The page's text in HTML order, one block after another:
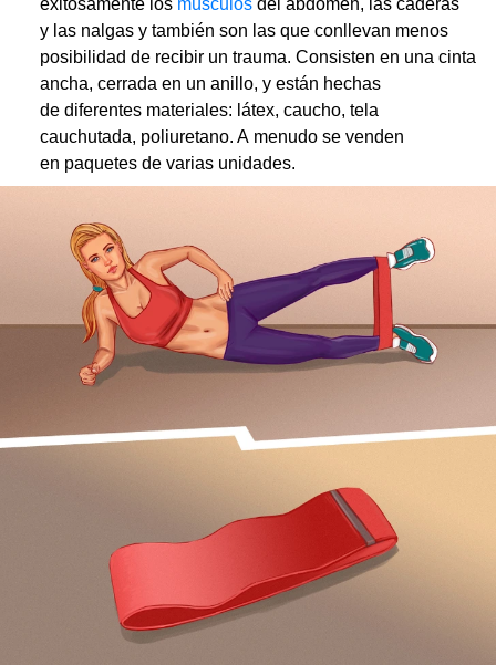
exitosamente los músculos del abdomen, las caderas
y las nalgas y también son las que conllevan menos
posibilidad de recibir un trauma. Consisten en una cinta
ancha, cerrada en un anillo, y están hechas
de diferentes materiales: látex, caucho, tela
cauchutada, poliuretano. A menudo se venden
en paquetes de varias unidades.